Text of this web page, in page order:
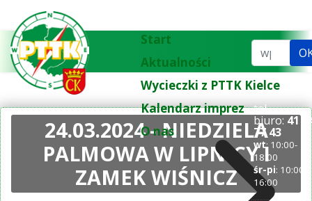
Start
Aktualności
Wycieczki z PTTK Kielce
Kalendarz imprez
O nas
Szukaj...
tel.
biuro: 41
77 43
wt: 10:00-
18:00
śr-pi: 10:00-
16:00
24.03.2024 - NIEDZIELA
PALMOWA W LIPNICY I
ZAMEK WIŚNICZ